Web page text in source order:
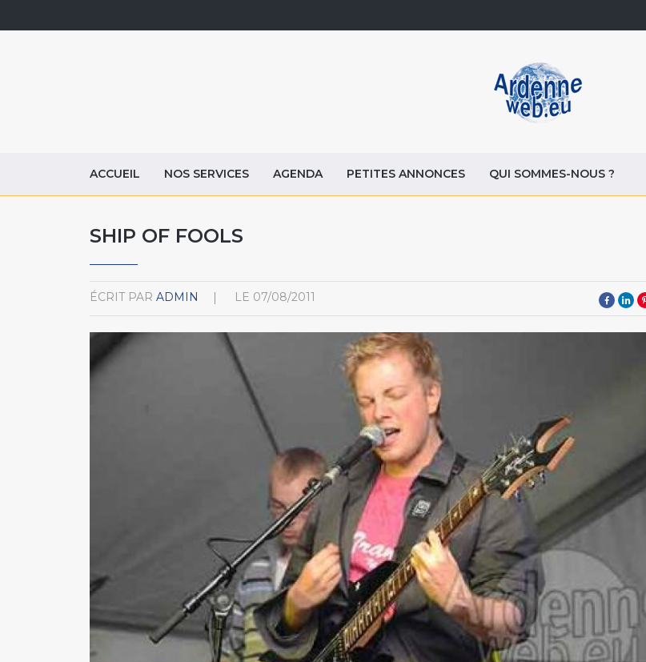
ACCUEIL NOS SERVICES AGENDA PETITES ANNONCES QUI SOMMES-NOUS ?
SHIP OF FOOLS
ÉCRIT PAR ADMIN LE 07/08/2011